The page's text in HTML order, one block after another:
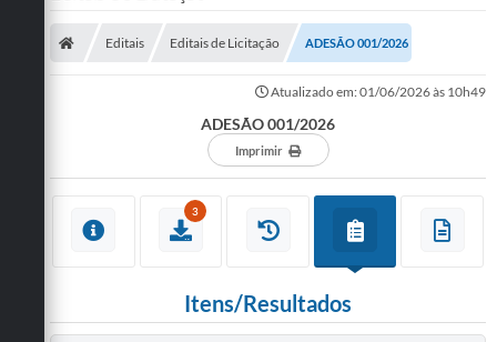
Editais Editais de Licitação ADESÃO 001/2026
Atualizado em: 01/06/2026 às 10h49
ADESÃO 001/2026
Imprimir
3
Itens/Resultados